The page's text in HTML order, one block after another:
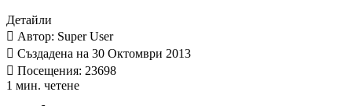
Детайли
Автор: Super User
Създадена на 30 Октомври 2013
Посещения: 23698
1 мин. четене